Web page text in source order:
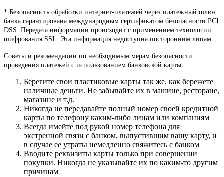
* Безопасность обработки интернет-платежей через платежный шлюз
банка гарантирована международным сертификатом безопасности PCI
DSS. Передача информации происходит с применением технологии
шифрования SSL. Эта информация недоступна посторонним лицам
Советы и рекомендации по необходимым мерам безопасности
проведения платежей с использованием банковской карты:
Берегите свои пластиковые карты так же, как бережете
наличные деньги. Не забывайте их в машине, ресторане,
магазине и т.д.
Никогда не передавайте полный номер своей кредитной
карты по телефону каким-либо лицам или компаниям
Всегда имейте под рукой номер телефона для
экстренной связи с банком, выпустившим вашу карту, и
в случае ее утраты немедленно свяжитесь с банком
Вводите реквизиты карты только при совершении
покупки. Никогда не указывайте их по каким-то другим
причинам